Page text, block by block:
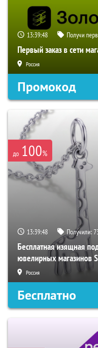
13:39:47 Получи
Первый заказ в сети
Россия
Промокод
до 100%
13:39:47 Получили:
Бесплатная изящная
ювелирных магазинов
Россия
Бесплатно